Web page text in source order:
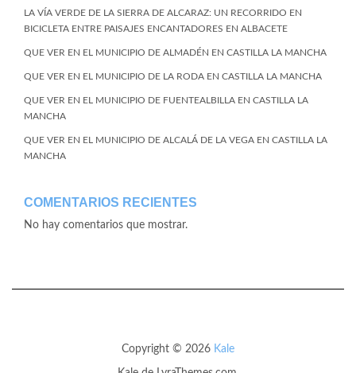
LA VÍA VERDE DE LA SIERRA DE ALCARAZ: UN RECORRIDO EN
BICICLETA ENTRE PAISAJES ENCANTADORES EN ALBACETE
QUE VER EN EL MUNICIPIO DE ALMADÉN EN CASTILLA LA MANCHA
QUE VER EN EL MUNICIPIO DE LA RODA EN CASTILLA LA MANCHA
QUE VER EN EL MUNICIPIO DE FUENTEALBILLA EN CASTILLA LA
MANCHA
QUE VER EN EL MUNICIPIO DE ALCALÁ DE LA VEGA EN CASTILLA LA
MANCHA
COMENTARIOS RECIENTES
No hay comentarios que mostrar.
Copyright © 2026 Kale